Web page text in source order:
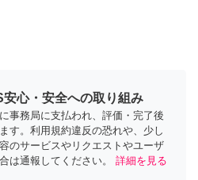
心・安全への取り組み
事務局に支払われ、評価・完了後
す。利用規約違反の恐れや、少し
のサービスやリクエストやユーザ
は通報してください。
詳細を見る